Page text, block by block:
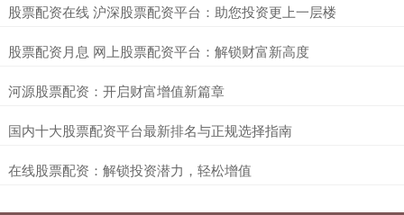
​股票配资在线 沪深股票配资平台：助您投资更上一层楼
​股票配资月息 网上股票配资平台：解锁财富新高度
​河源股票配资：开启财富增值新篇章
​国内十大股票配资平台最新排名与正规选择指南
​在线股票配资：解锁投资潜力，轻松增值